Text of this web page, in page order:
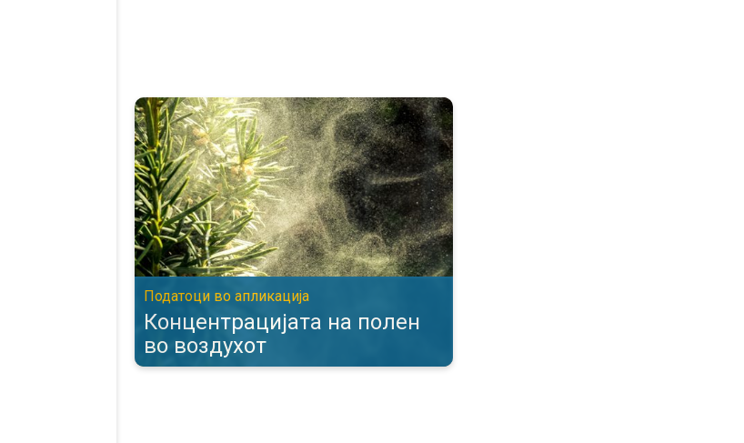
Концентрацијата на полен во воздухот. Податоци во апликација. . .
Податоци во апликација
Концентрацијата на полен
во воздухот